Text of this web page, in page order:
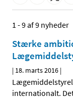
1 - 9 af 9 nyheder
Stærke
| 18. marts 2016 |
internationalt.